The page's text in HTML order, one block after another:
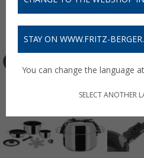
STAY ON WWW.FRITZ-
You can change the language
SELECT ANOTHER